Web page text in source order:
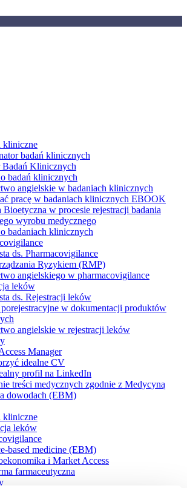
kliniczne
badań klinicznych
Klinicznych
badań klinicznych
angielskie w badaniach klinicznych
pracę w badaniach klinicznych EBOOK
w procesie rejestracji badania
wyrobu medycznego
badaniach klinicznych
ds. Pharmacovigilance
Ryzykiem (RMP)
angielskiego w pharmacovigilance
leków
ds. Rejestracji leków
w dokumentacji produktów
angielskie w rejestracji leków
Manager
idealne CV
profil na LinkedIn
treści medycznych zgodnie z Medycyną
dowodach (EBM)
kliniczne
leków
based medicine (EBM)
i Market Access
farmaceutyczna